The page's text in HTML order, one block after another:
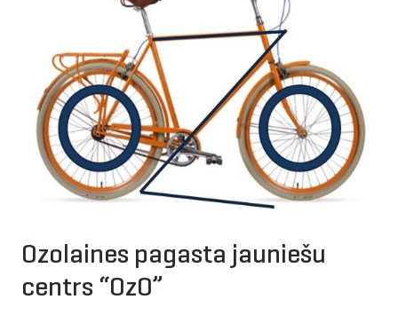
Ozolaines pagasta jauniešu
centrs “OzO”